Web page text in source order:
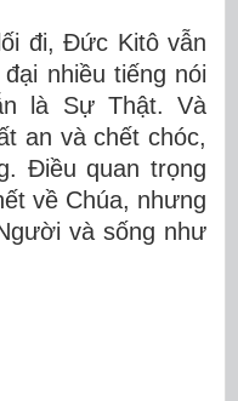
đi, Đức Kitô vẫn
nhiều tiếng nói
là Sự Thật. Và
an và chết chóc,
Điều quan trọng
về Chúa, nhưng
và sống như